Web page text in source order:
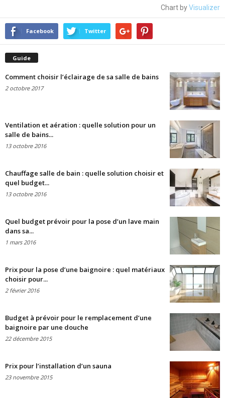
Chart byVisualizer
Facebook Twitter
Guide
Comment choisir l’éclairage de sa salle de bains
2 octobre 2017
Ventilation et aération : quelle solution pour un
salle de bains...
13 octobre 2016
Chauffage salle de bain : quelle solution choisir et
quel budget...
13 octobre 2016
Quel budget prévoir pour la pose d’un lave main
dans sa...
1 mars 2016
Prix pour la pose d’une baignoire : quel matériaux
choisir pour...
2 février 2016
Budget à prévoir pour le remplacement d’une
baignoire par une douche
22 décembre 2015
Prix pour l’installation d’un sauna
23 novembre 2015